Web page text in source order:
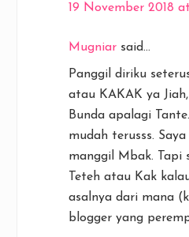
19 November 2018 at
Mugniar said...
Panggil diriku
atau KAKAK ya
Bunda apalagi
mudah terusss.
manggil Mbak. Tapi
Teteh atau Kak
asalnya dari mana
blogger yang